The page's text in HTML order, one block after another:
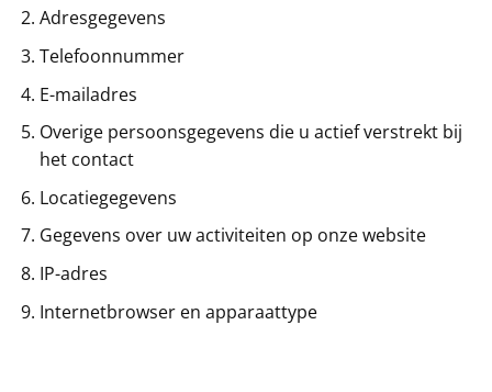
Adresgegevens
Telefoonnummer
E-mailadres
Overige persoonsgegevens die u actief verstrekt bij
het contact
Locatiegegevens
Gegevens over uw activiteiten op onze website
IP-adres
Internetbrowser en apparaattype